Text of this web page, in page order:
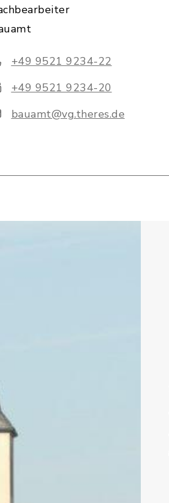
+49 9521 9234-22
+49 9521 9234-20
bauamt@vg.theres.de